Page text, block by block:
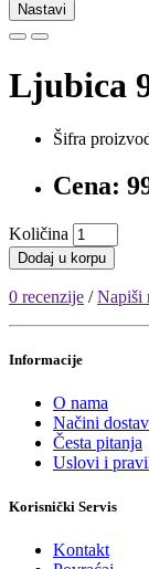
Nastavi
Ljubica
Šifra
Cena:
Količina
Dodaj u korpu
0 recenzije /Napiši
Informacije
O nama
Načini
Česta pitanja
Uslovi i
Korisnički Servis
Kontakt